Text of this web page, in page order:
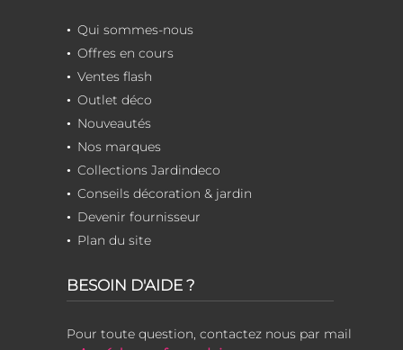
Qui sommes-nous
Offres en cours
Ventes flash
Outlet déco
Nouveautés
Nos marques
Collections Jardindeco
Conseils décoration & jardin
Devenir fournisseur
Plan du site
BESOIN D'AIDE ?
Pour toute question, contactez nous par mail